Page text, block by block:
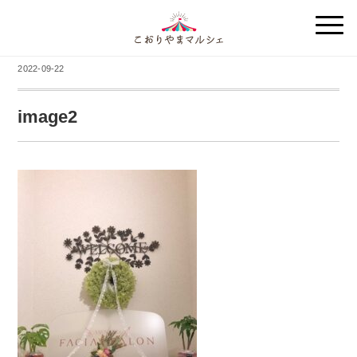
2022-09-22
image2